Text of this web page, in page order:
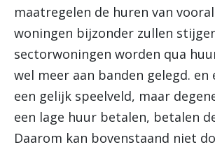
maatregelen de huren van
woningen bijzonder zullen
sectorwoningen worden qua
wel meer aan banden gelegd.
een gelijk speelveld, maar
een lage huur betalen, betalen
Daarom kan bovenstaand niet